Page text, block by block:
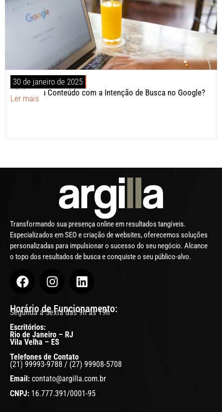
30 de janeiro de 2025
Alinhe Seu Conteúdo com a Intenção de Busca no Google?
Ler mais
Transformando sua presença online em resultados tangíveis.
Especializados em SEO e criação de websites, oferecemos soluções
personalizadas para impulsionar o sucesso do seu negócio. Alcance
o topo dos resultados de busca e conquiste o seu público-alvo.
Horário de Funcionamento:
Segunda a Sexta das 9h às 19h
Escritórios:
Rio de Janeiro – RJ
Vila Velha – ES
Telefones de Contato
(21) 99993-9788 / (27) 99908-5708
Email: contato@argilla.com.br
CNPJ: 16.777.391/0001-95